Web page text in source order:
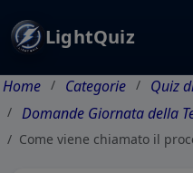
LightQuiz
Home Categorie
Quiz
Domande Giornata della
Come viene chiamato il